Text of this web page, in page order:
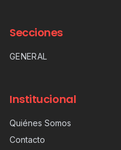
Secciones
GENERAL
Institucional
Quiénes Somos
Contacto